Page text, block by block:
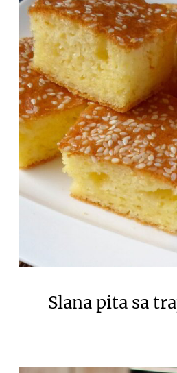
Slana pita sa